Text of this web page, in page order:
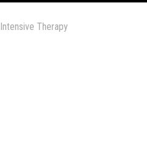
Intensive Therapy